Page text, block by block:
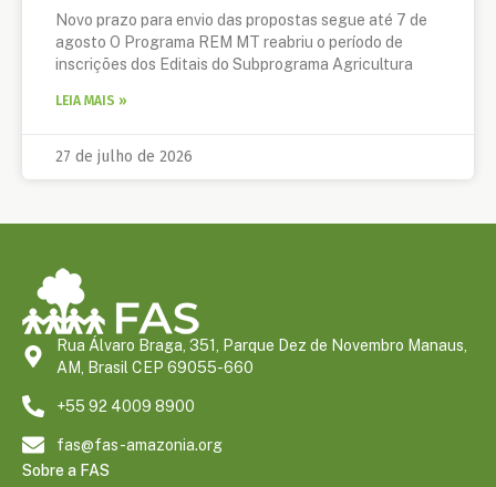
Novo prazo para envio das propostas segue até 7 de
agosto O Programa REM MT reabriu o período de
inscrições dos Editais do Subprograma Agricultura
LEIA MAIS »
27 de julho de 2026
Rua Álvaro Braga, 351, Parque Dez de Novembro Manaus,
AM, Brasil CEP 69055-660
+55 92 4009 8900
fas@fas-amazonia.org
Sobre a FAS